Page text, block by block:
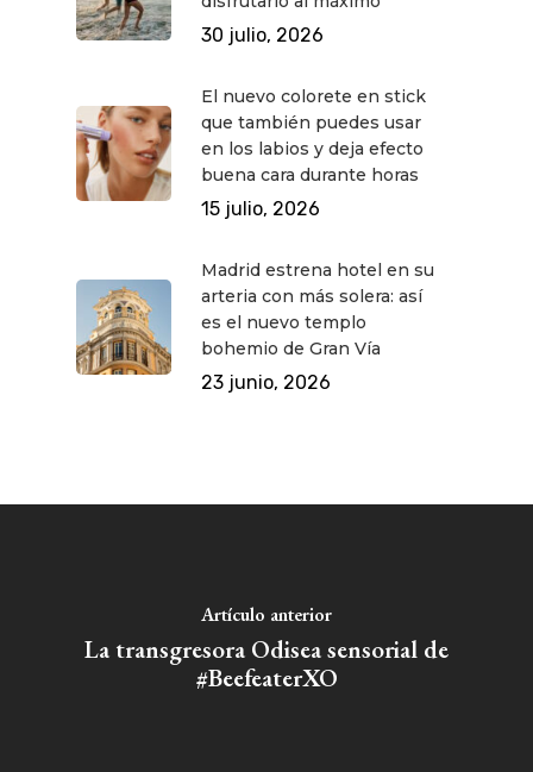
30 julio, 2026
El nuevo colorete en stick
que también puedes usar
en los labios y deja efecto
buena cara durante horas
15 julio, 2026
Madrid estrena hotel en su
arteria con más solera: así
es el nuevo templo
bohemio de Gran Vía
23 junio, 2026
Artículo anterior
La transgresora Odisea sensorial de
#BeefeaterXO